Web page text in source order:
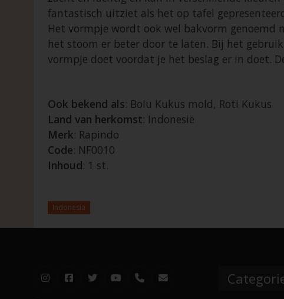
fantastisch uitziet als het op tafel
Het vormpje wordt ook wel bakvorm genoemd
het stoom er beter door te laten. Bij het
vormpje doet voordat je het beslag er in doet.
Ook bekend als: Bolu Kukus mold, Roti Kukus
Land van herkomst: Indonesië
Merk: Rapindo
Code: NF0010
Inhoud: 1 st.
Indonesia